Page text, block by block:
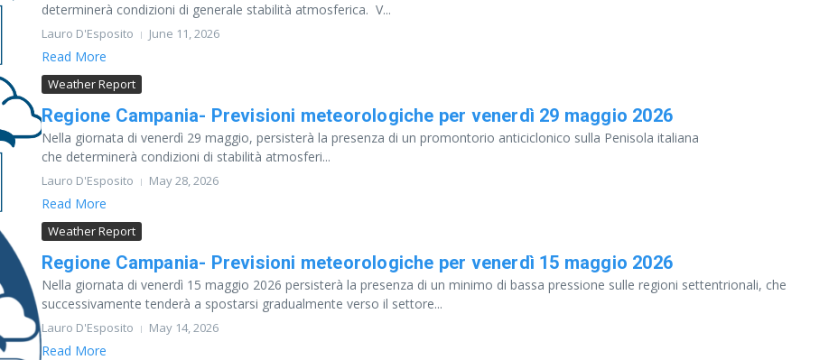
determinerà condizioni di generale stabilità atmosferica. V...
Lauro D'Esposito June 11, 2026
Read More
Weather Report
Regione Campania- Previsioni meteorologiche per venerdì 29 maggio 2026
Nella giornata di venerdì 29 maggio, persisterà la presenza di un promontorio anticiclonico sulla Penisola italiana
che determinerà condizioni di stabilità atmosferi...
Lauro D'Esposito May 28, 2026
Read More
Weather Report
Regione Campania- Previsioni meteorologiche per venerdì 15 maggio 2026
Nella giornata di venerdì 15 maggio 2026 persisterà la presenza di un minimo di bassa pressione sulle regioni settentrionali, che
successivamente tenderà a spostarsi gradualmente verso il settore...
Lauro D'Esposito May 14, 2026
Read More